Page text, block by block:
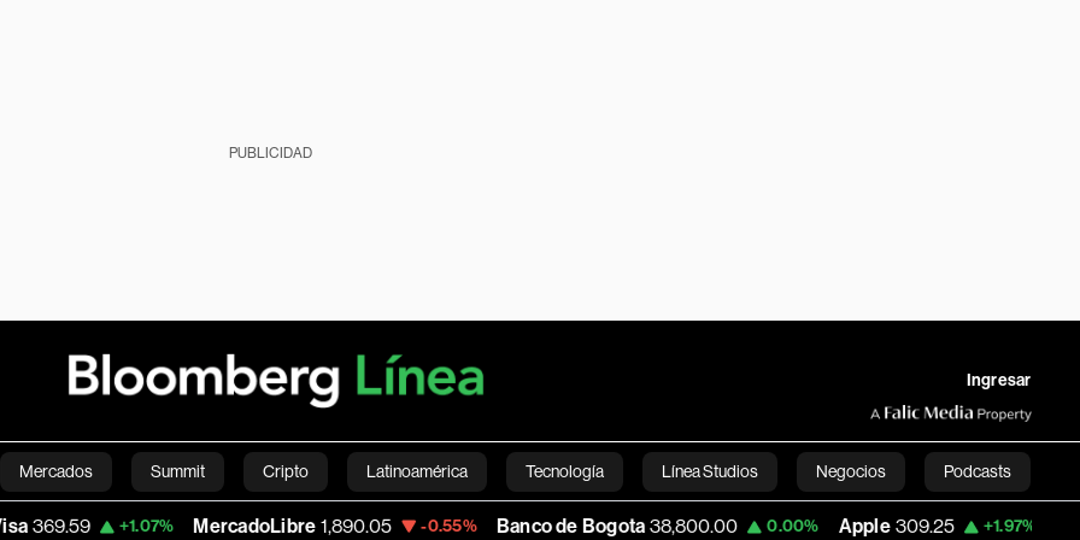
PUBLICIDAD
Ingresar
Mercados Summit Cripto Latinoamérica Tecnología Línea Studios Negocios Podcasts
Economía Estilo de vida Mundo Videos English
MercadoLibre 1,890.05 -0.55% Banco de Bogota 38,800.00 0.00% Apple 309.25 +1.97% USD COP 3,195.99